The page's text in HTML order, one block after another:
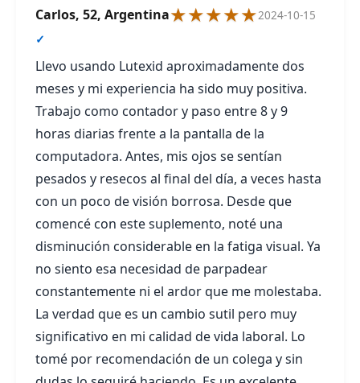
Carlos, 52, Argentina★★★★★2024-10-15
✓
Llevo usando Lutexid aproximadamente dos
meses y mi experiencia ha sido muy positiva.
Trabajo como contador y paso entre 8 y 9
horas diarias frente a la pantalla de la
computadora. Antes, mis ojos se sentían
pesados y resecos al final del día, a veces hasta
con un poco de visión borrosa. Desde que
comencé con este suplemento, noté una
disminución considerable en la fatiga visual. Ya
no siento esa necesidad de parpadear
constantemente ni el ardor que me molestaba.
La verdad que es un cambio sutil pero muy
significativo en mi calidad de vida laboral. Lo
tomé por recomendación de un colega y sin